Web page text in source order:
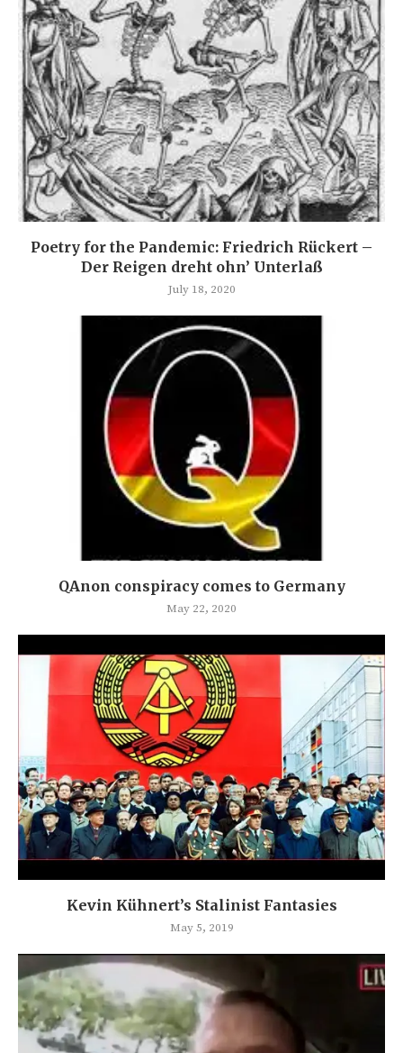
Poetry for the Pandemic: Friedrich Rückert –
Der Reigen dreht ohn’ Unterlaß
July 18, 2020
QAnon conspiracy comes to Germany
May 22, 2020
Kevin Kühnert’s Stalinist Fantasies
May 5, 2019